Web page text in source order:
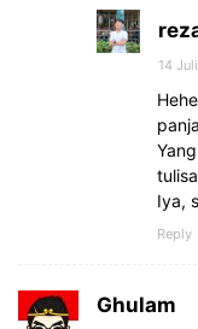
14
Iya,
Reply
Ghulam